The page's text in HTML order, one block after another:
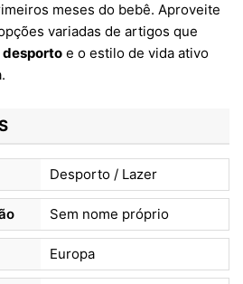
meses do bebê. Aproveite
variadas de artigos que
desporto e o estilo de vida ativo
Desporto / Lazer
Sem nome próprio
Europa